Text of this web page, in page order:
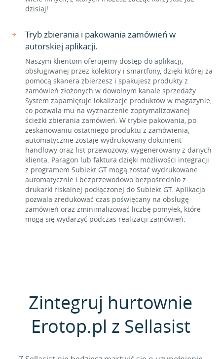
dzisiaj!
Tryb zbierania i pakowania zamówień w
autorskiej aplikacji.
Naszym klientom oferujemy dostęp do aplikacji,
obsługiwanej przez kolektory i smartfony, dzięki której za
pomocą skanera zbierzesz i spakujesz produkty z
zamówień złożonych w dowolnym kanale sprzedaży.
System zapamiętuje lokalizacje produktów w magazynie,
co pozwala mu na wyznaczenie zoptymalizowanej
ścieżki zbierania zamówień. W trybie pakowania, po
zeskanowaniu ostatniego produktu z zamówienia,
automatycznie zostaje wydrukowany dokument
handlowy oraz list przewozowy, wygenerowany z danych
klienta. Paragon lub faktura dzięki możliwości integracji
z programem Subiekt GT mogą zostać wydrukowane
automatycznie i bezprzewodowo bezpośrednio z
drukarki fiskalnej podłączonej do Subiekt GT. Aplikacja
pozwala zredukować czas poświęcany na obsługę
zamówień oraz zminimalizować liczbę pomyłek, które
mogą się wydarzyć podczas realizacji zamówień.
Zintegruj hurtownie
Erotop.pl z Sellasist